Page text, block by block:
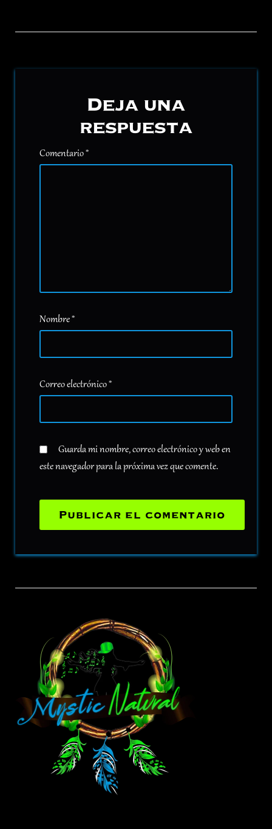
Deja una
respuesta
Comentario*
Nombre*
Correo electrónico*
Guarda mi nombre, correo electrónico y web en
este navegador para la próxima vez que comente.